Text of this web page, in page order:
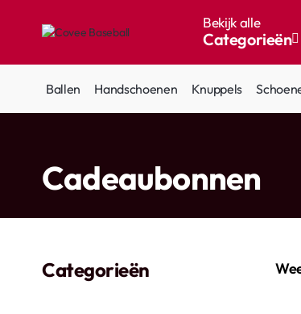
Bekijk alle
Categorieën
Doorzoek
winkel...
Ballen Handschoenen Knuppels
Cadeaubonnen
Categorieën